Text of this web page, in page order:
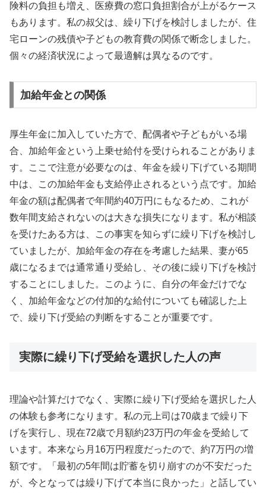
険料の負担も増え、医療費の窓口負担割合が上がるケース
もあります。私の叔父は、繰り下げを検討しましたが、住
宅ローンの残債や子どもの教育費の関係で断念しました。
個々の経済状況によって最適解は異なるのです。
加給年金との関係
厚生年金に加入していた方で、配偶者や子どもがいる場
合、加給年金という上乗せ給付を受けられることがありま
す。ここで注意が必要なのは、年金を繰り下げている期間
中は、この加給年金も支給停止されるという点です。加給
年金の額は配偶者で年間約40万円にもなるため、これが
数年間支給されないのは大きな損失になります。私が相談
を受けたある方は、この事実を知らずに繰り下げを検討し
ていましたが、加給年金の存在を考慮した結果、妻が65
歳になるまでは通常通り受給し、その後に繰り下げを検討
することにしました。このように、自分の年金だけでな
く、加給年金などの付加的な給付についても確認した上
で、繰り下げ受給の判断をすることが重要です。
実際に繰り下げ受給を選択した人の声
理論や計算だけでなく、実際に繰り下げ受給を選択した人
の体験も参考になります。私の元上司は70歳まで繰り下
げを実行し、現在72歳で月額約23万円の年金を受給して
います。本来なら月16万円程度だったので、約7万円の増
額です。「最初の5年間は貯蓄を切り崩すのが不安だった
が、今となっては繰り下げて本当に良かった」と話してい